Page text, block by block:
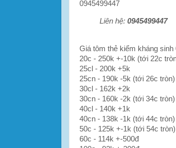
0945499447
Liên hệ: 0945499447
Giá tôm thẻ kiểm kháng sinh
20c - 250k +-10k (tới 22c
25cl - 200k +5k
25cn - 190k -5k (tới 26c tròn)
30cl - 162k +2k
30cn - 160k -2k (tới 34c tròn)
40cl - 140k +1k
40cn - 138k -1k (tới 44c tròn)
50c - 125k +-1k (tới 54c tròn)
60c - 114k +-500đ